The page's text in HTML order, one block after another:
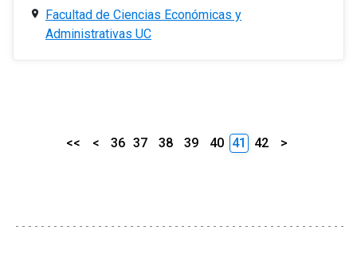
Facultad de Ciencias Económicas y
Administrativas UC
<< < 36 37 38 39 40 41 42 >